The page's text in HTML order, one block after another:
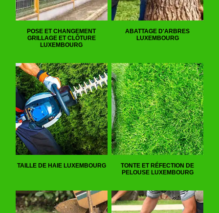
POSE ET CHANGEMENT
GRILLAGE ET CLÔTURE
LUXEMBOURG
ABATTAGE D'ARBRES
LUXEMBOURG
TAILLE DE HAIE LUXEMBOURG
TONTE ET RÉFECTION DE
PELOUSE LUXEMBOURG